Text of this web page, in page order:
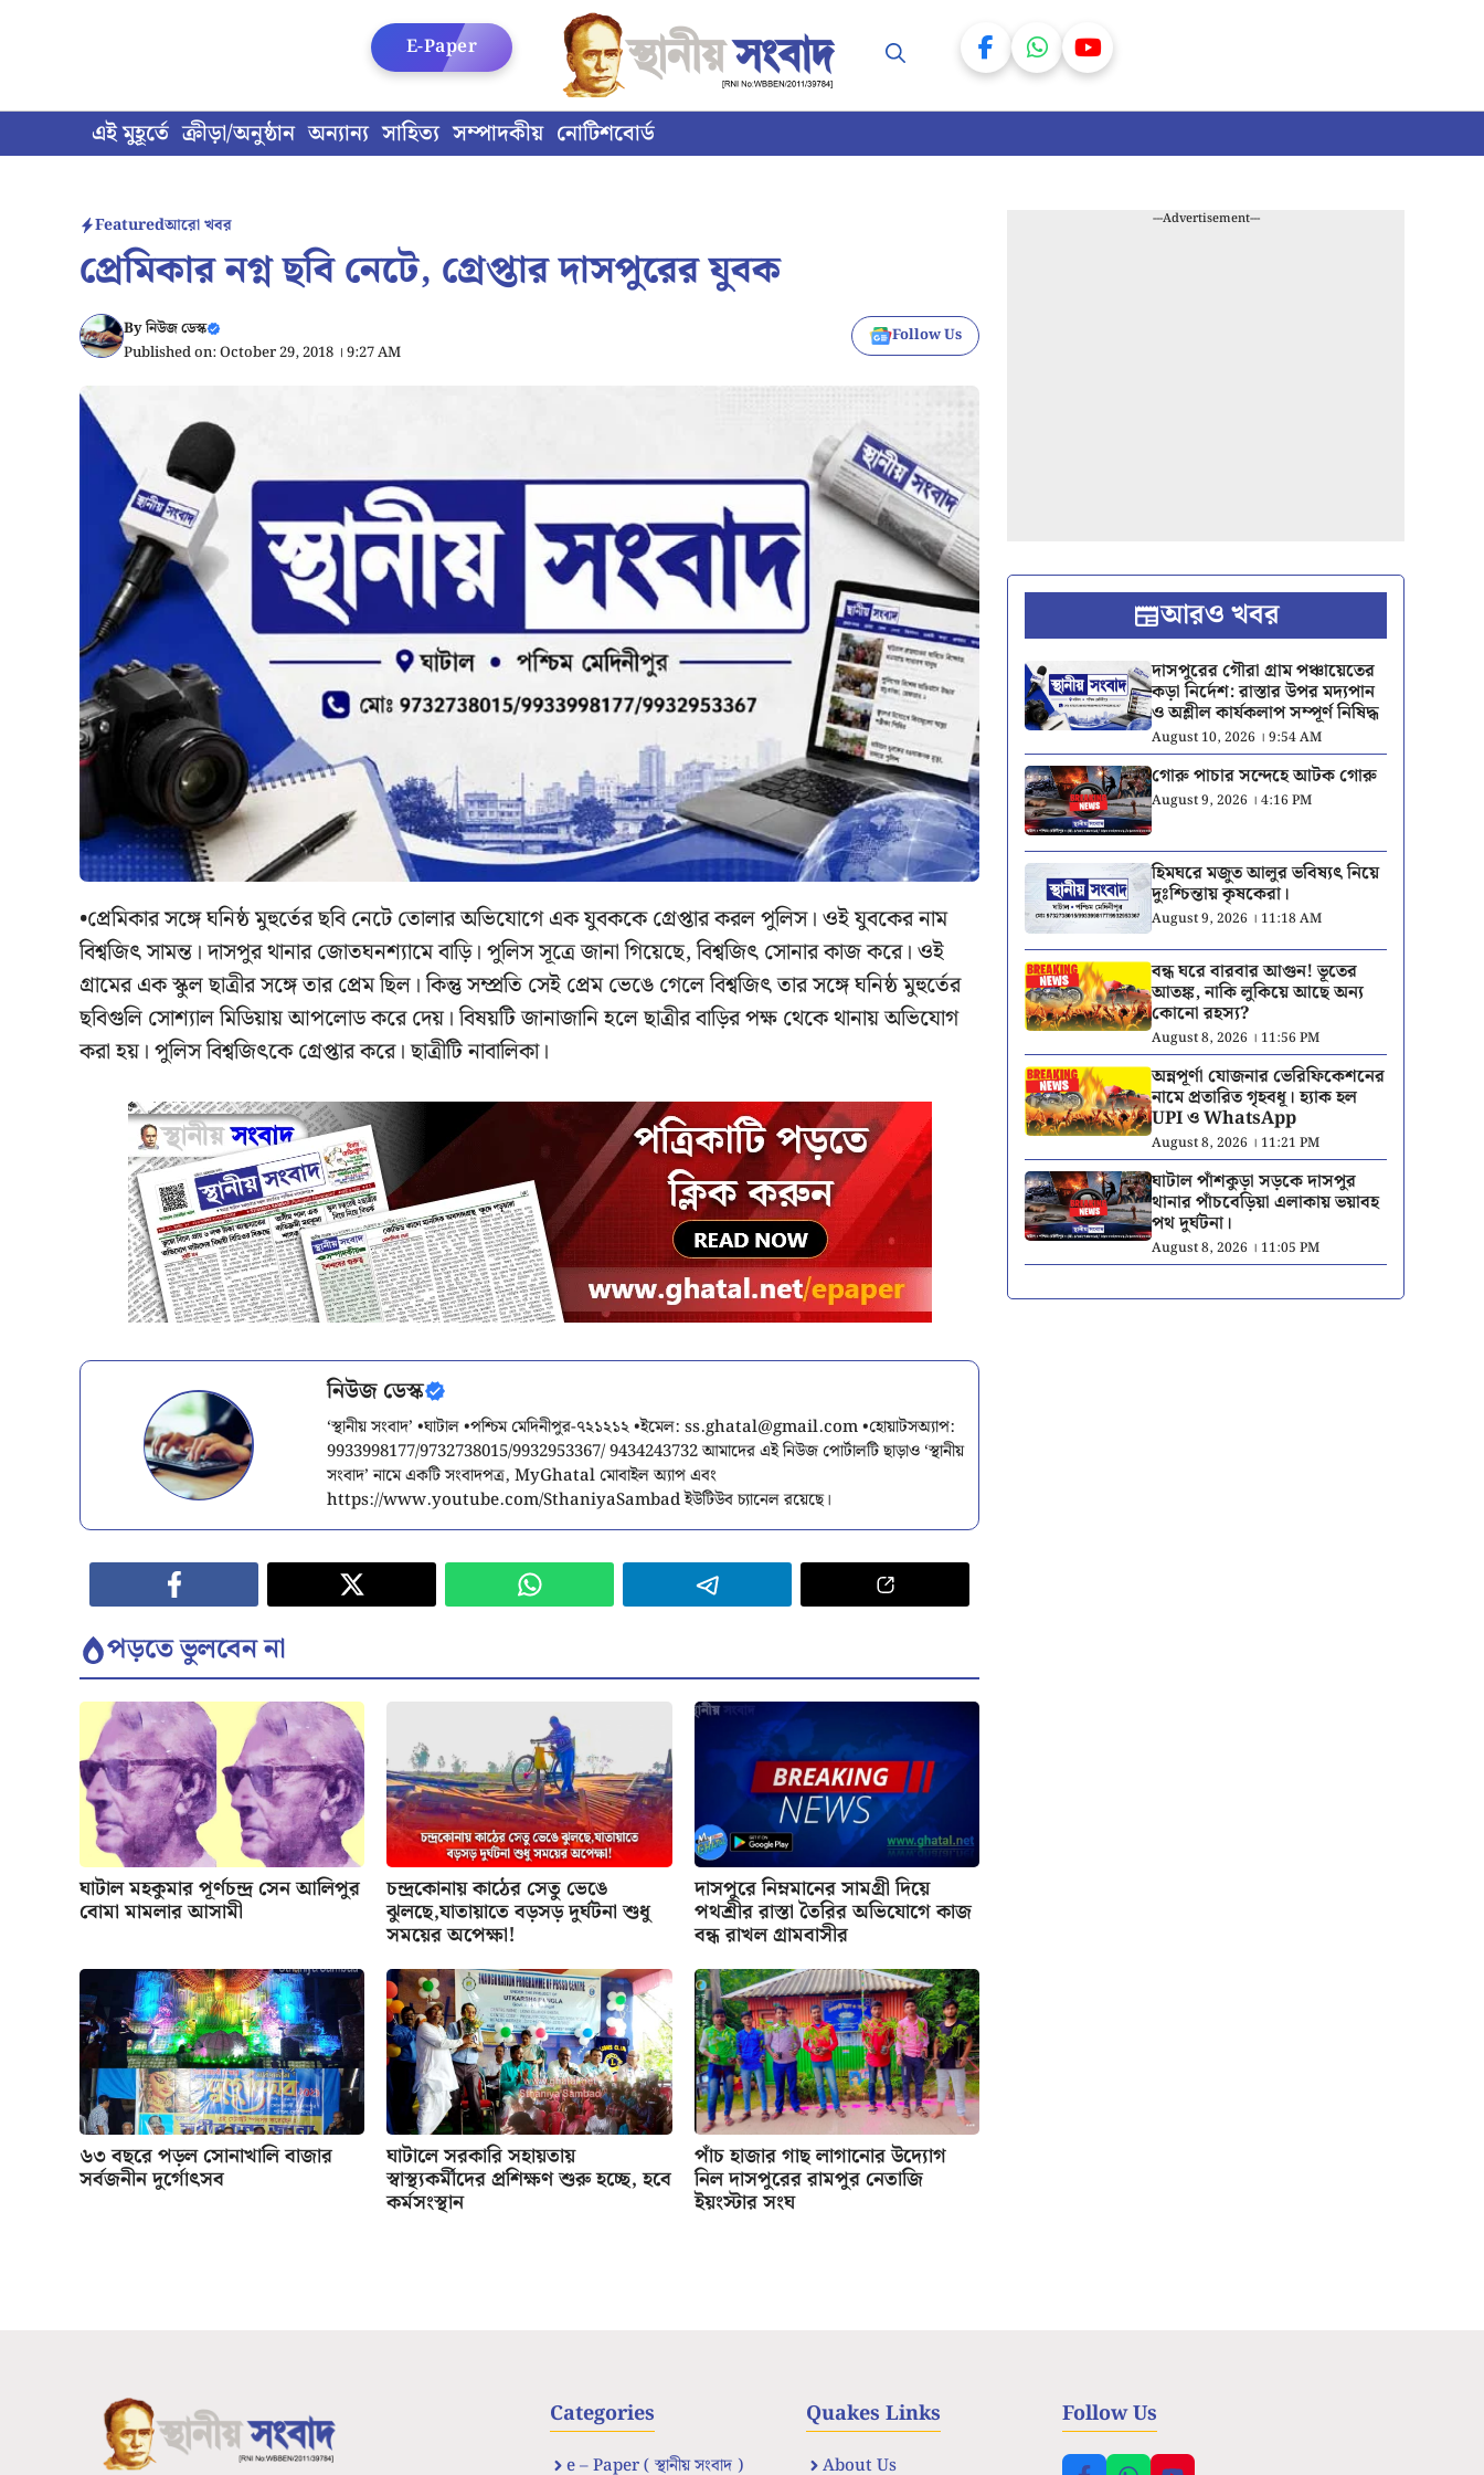
এই মুহূর্তে ক্রীড়া/অনুষ্ঠান অন্যান্য সাহিত্য সম্পাদকীয় নোটিশবোর্ড
E-Paper
Featuredআরো খবর
প্রেমিকার নগ্ন ছবি নেটে, গ্রেপ্তার দাসপুরের যুবক
Byনিউজ ডেস্ক
Published on: October 29, 2018 । 9:27 AM
Follow Us
•প্রেমিকার সঙ্গে ঘনিষ্ঠ মুহুর্তের ছবি নেটে তোলার অভিযোগে এক যুবককে গ্রেপ্তার করল পুলিস। ওই যুবকের নাম
বিশ্বজিৎ সামন্ত। দাসপুর থানার জোতঘনশ্যামে বাড়ি। পুলিস সূত্রে জানা গিয়েছে, বিশ্বজিৎ সোনার কাজ করে। ওই
গ্রামের এক স্কুল ছাত্রীর সঙ্গে তার প্রেম ছিল। কিন্তু সম্প্রতি সেই প্রেম ভেঙে গেলে বিশ্বজিৎ তার সঙ্গে ঘনিষ্ঠ মুহুর্তের
ছবিগুলি সোশ্যাল মিডিয়ায় আপলোড করে দেয়। বিষয়টি জানাজানি হলে ছাত্রীর বাড়ির পক্ষ থেকে থানায় অভিযোগ
করা হয়। পুলিস বিশ্বজিৎকে গ্রেপ্তার করে। ছাত্রীটি নাবালিকা।
নিউজ ডেস্ক
‘স্থানীয় সংবাদ’ •ঘাটাল •পশ্চিম মেদিনীপুর-৭২১২১২ •ইমেল:ss.ghatal@gmail.com•হোয়াটসঅ্যাপ:
9933998177/9732738015/9932953367/ 9434243732 আমাদের এই নিউজ পোর্টালটি ছাড়াও ‘স্থানীয়
সংবাদ’ নামে একটি সংবাদপত্র, MyGhatal মোবাইল অ্যাপ এবং
https://www.youtube.com/SthaniyaSambad ইউটিউব চ্যানেল রয়েছে।
পড়তে ভুলবেন না
ঘাটাল মহকুমার পূর্ণচন্দ্র সেন আলিপুর
বোমা মামলার আসামী
চন্দ্রকোনায় কাঠের সেতু ভেঙে
ঝুলছে,যাতায়াতে বড়সড় দুর্ঘটনা শুধু
সময়ের অপেক্ষা!
দাসপুরে নিম্নমানের সামগ্রী দিয়ে
পথশ্রীর রাস্তা তৈরির অভিযোগে কাজ
বন্ধ রাখল গ্রামবাসীর
৬৩ বছরে পড়ল সোনাখালি বাজার
সর্বজনীন দুর্গোৎসব
ঘাটালে সরকারি সহায়তায়
স্বাস্থ্যকর্মীদের প্রশিক্ষণ শুরু হচ্ছে, হবে
কর্মসংস্থান
পাঁচ হাজার গাছ লাগানোর উদ্যোগ
নিল দাসপুরের রামপুর নেতাজি
ইয়ংস্টার সংঘ
---Advertisement---
আরও খবর
দাসপুরের গৌরা গ্রাম পঞ্চায়েতের
কড়া নির্দেশ: রাস্তার উপর মদ্যপান
ও অশ্লীল কার্যকলাপ সম্পূর্ণ নিষিদ্ধ
August 10, 2026 । 9:54 AM
গোরু পাচার সন্দেহে আটক গোরু
August 9, 2026 । 4:16 PM
হিমঘরে মজুত আলুর ভবিষ্যৎ নিয়ে
দুঃশ্চিন্তায় কৃষকেরা।
August 9, 2026 । 11:18 AM
বন্ধ ঘরে বারবার আগুন! ভূতের
আতঙ্ক, নাকি লুকিয়ে আছে অন্য
কোনো রহস্য?
August 8, 2026 । 11:56 PM
অন্নপূর্ণা যোজনার ভেরিফিকেশনের
নামে প্রতারিত গৃহবধূ। হ্যাক হল
UPI ও WhatsApp
August 8, 2026 । 11:21 PM
ঘাটাল পাঁশকুড়া সড়কে দাসপুর
থানার পাঁচবেড়িয়া এলাকায় ভয়াবহ
পথ দুর্ঘটনা।
August 8, 2026 । 11:05 PM
Categories
e – Paper ( স্থানীয় সংবাদ )
Quakes Links
About Us
Follow Us